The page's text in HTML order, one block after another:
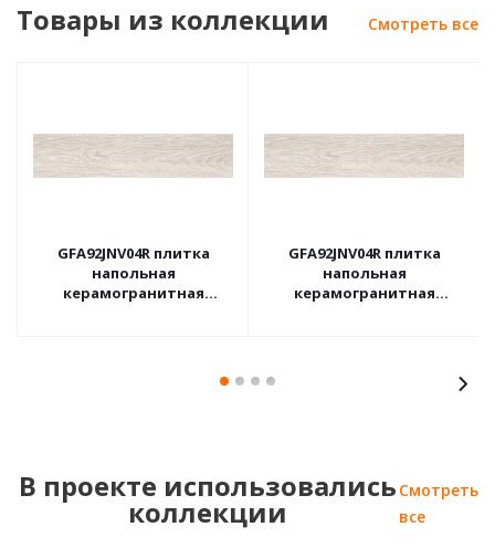
Товары из коллекции Смотреть все
GFA92JNV04R плитка
напольная
керамогранитная
GFA92JNV04R плитка
напольная
керамогранитная
В проекте использовались
коллекции
Смотреть
все